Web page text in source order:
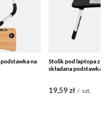
na
Stolik pod laptopa z
składana podstawka
19,59 zł / szt.